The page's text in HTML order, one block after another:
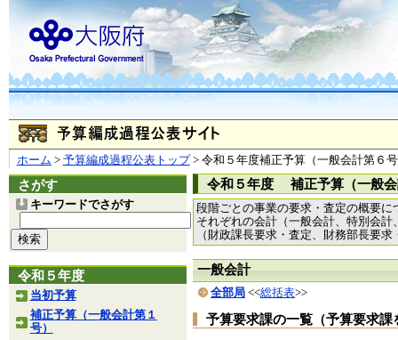
ホーム > 予算編成過程公表トップ> 令和５年度補正予算（一般会計第６
さがす
キーワードでさがす
令和５年度
当初予算
補正予算（一般会計第１
号）
令和５年度 補正予算（一般会
段階ごとの事業の要求・査定の概要に
それぞれの会計（一般会計、特別会
（財政課長要求・査定、財務部長要
一般会計
全部局 <<総括表>>
予算要求課の一覧（予算要求